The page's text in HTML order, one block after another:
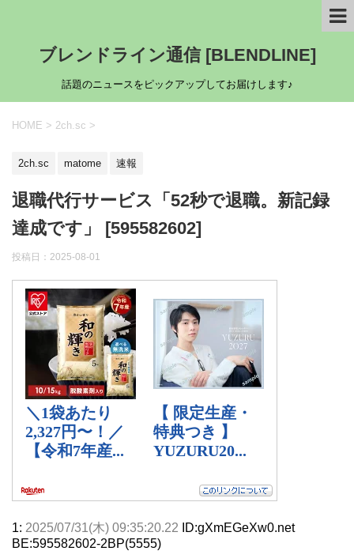
ブレンドライン通信 [BLENDLINE]
話題のニュースをピックアップしてお届けします♪
HOME > 2ch.sc >
2ch.sc matome 速報
退職代行サービス「52秒で退職。新記録
達成です」 [595582602]
投稿日： 2025-08-01
1: 2025/07/31(木) 09:35:20.22
ID:gXmEGeXw0.net
BE:595582602-2BP(5555)